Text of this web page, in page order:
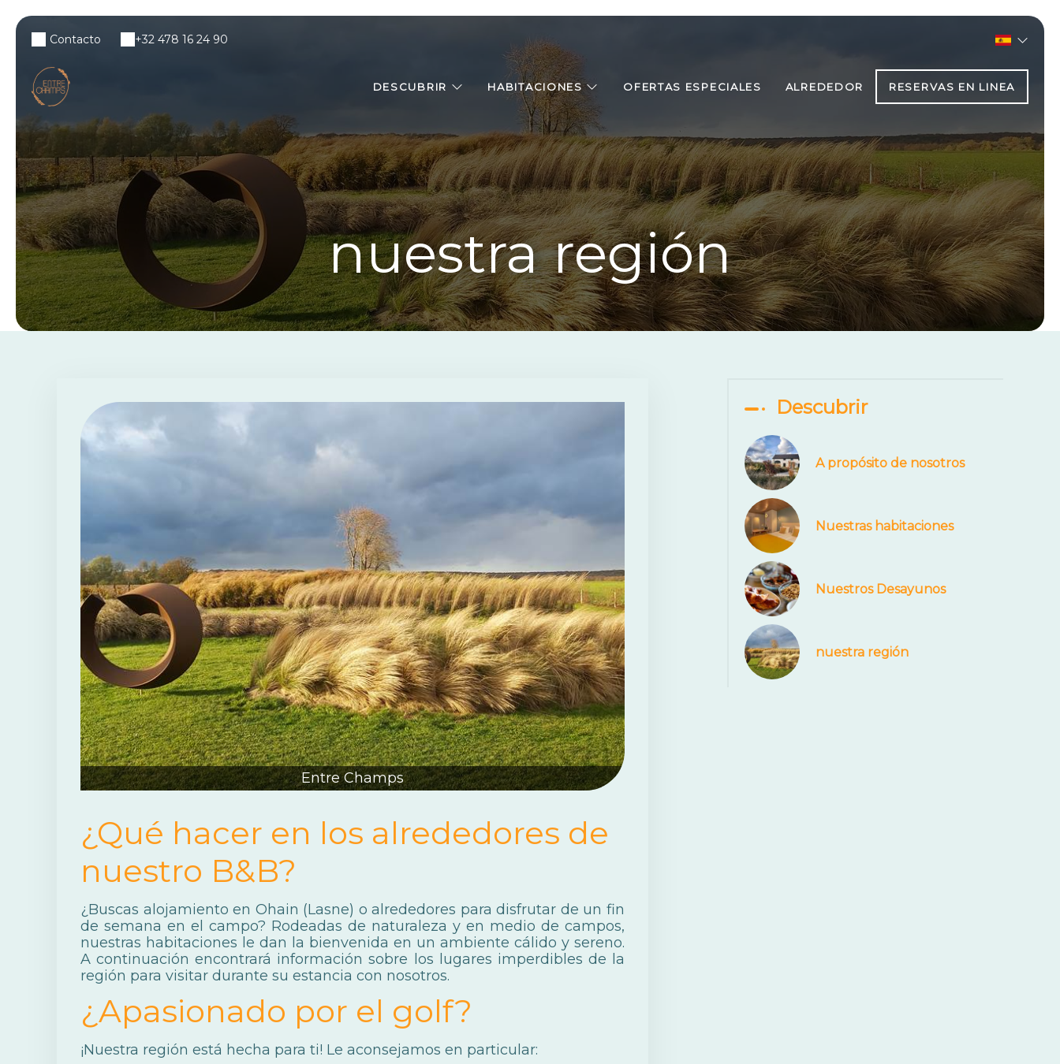
Contacto +32 478 16 24 90
DESCUBRIR HABITACIONES OFERTAS ESPECIALES ALREDEDOR RESERVAS EN LINEA
nuestra región
Entre Champs
¿Qué hacer en los alrededores de
nuestro B&B?
¿Buscas alojamiento en Ohain (Lasne) o alrededores para disfrutar de un fin
de semana en el campo? Rodeadas de naturaleza y en medio de campos,
nuestras habitaciones le dan la bienvenida en un ambiente cálido y sereno.
A continuación encontrará información sobre los lugares imperdibles de la
región para visitar durante su estancia con nosotros.
¿Apasionado por el golf?
¡Nuestra región está hecha para ti! Le aconsejamos en particular:
Descubrir
A propósito de nosotros
Nuestras habitaciones
Nuestros Desayunos
nuestra región